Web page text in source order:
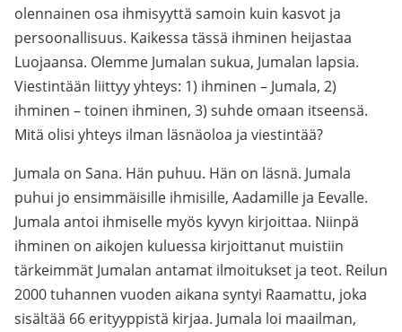
olennainen osa ihmisyyttä samoin kuin kasvot ja
persoonallisuus. Kaikessa tässä ihminen heijastaa
Luojaansa. Olemme Jumalan sukua, Jumalan lapsia.
Viestintään liittyy yhteys: 1) ihminen – Jumala, 2)
ihminen – toinen ihminen, 3) suhde omaan itseensä.
Mitä olisi yhteys ilman läsnäoloa ja viestintää?
Jumala on Sana. Hän puhuu. Hän on läsnä. Jumala
puhui jo ensimmäisille ihmisille, Aadamille ja Eevalle.
Jumala antoi ihmiselle myös kyvyn kirjoittaa. Niinpä
ihminen on aikojen kuluessa kirjoittanut muistiin
tärkeimmät Jumalan antamat ilmoitukset ja teot. Reilun
2000 tuhannen vuoden aikana syntyi Raamattu, joka
sisältää 66 erityyppistä kirjaa. Jumala loi maailman,